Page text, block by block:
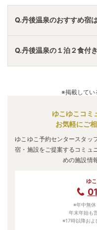
Q.丹後温泉のおすすめ宿
A. 「メルキュール京都宮
ホテル京都エミナース 」 ・
な月や」などの旅館・ホ
Q.丹後温泉の１泊２食付
館・ホテルがお得な価格
※掲載してい
ゆこゆこコミ
お気軽にご
ゆこゆこ予約センタースタッ
宿・施設をご提案するコミュ
めの施設情
ゆ
※年中無休
年末年始も
※17時以降およ